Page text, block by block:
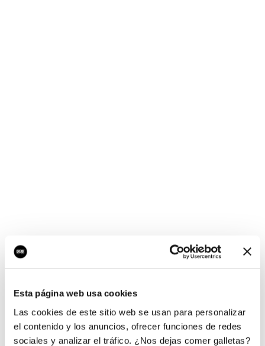
Esta página web usa cookies
Las cookies de este sitio web se usan para personalizar
el contenido y los anuncios, ofrecer funciones de redes
sociales y analizar el tráfico. ¿Nos dejas comer galletas?
¡Ups, no hay nada por
aquí!
¿Quieres jugar al juego del empresario?